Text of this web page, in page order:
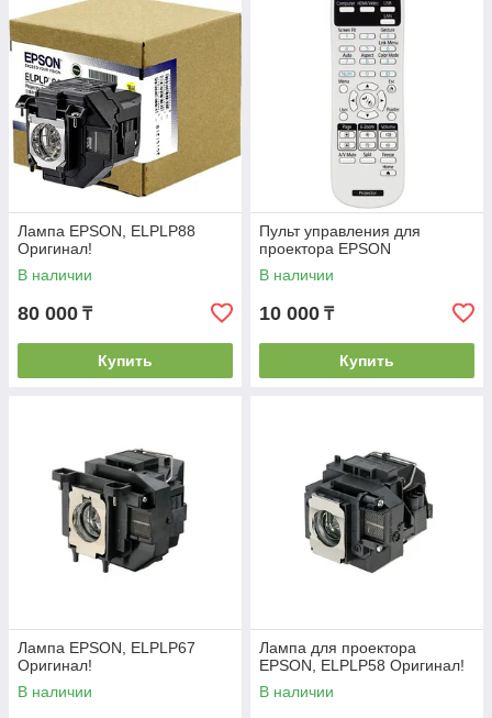
Лампа EPSON, ELPLP88
Оригинал!
В наличии
80 000 ₸
Купить
Пульт управления для
проектора EPSON
В наличии
10 000 ₸
Купить
Лампа EPSON, ELPLP67
Оригинал!
В наличии
Лампа для проектора
EPSON, ELPLP58 Оригинал!
В наличии